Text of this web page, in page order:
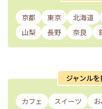
京都 東京 北海道
山梨
長野 奈良
ジャンル
カフェ スイーツ